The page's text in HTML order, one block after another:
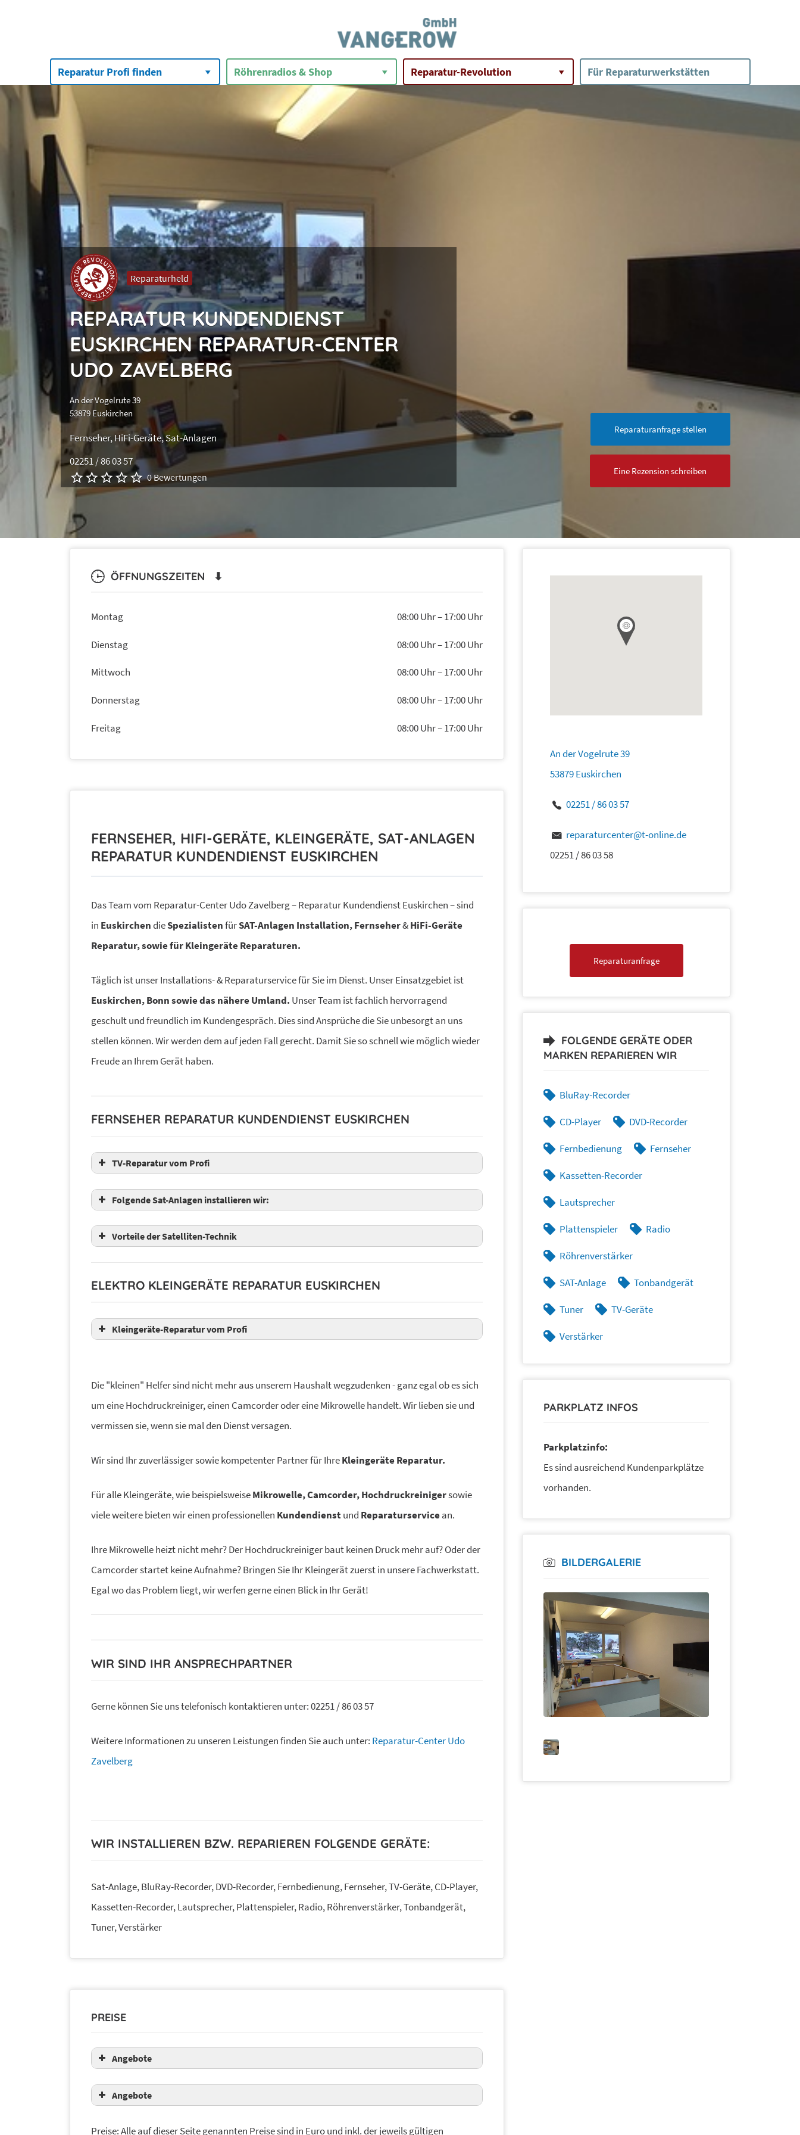
Reparatur Profi finden Röhrenradios & Shop Reparatur-Revolution Für Reparaturwerkstätten
Reparaturheld
REPARATUR KUNDENDIENST
EUSKIRCHEN REPARATUR-CENTER
UDO ZAVELBERG
An der Vogelrute 39
53879 Euskirchen
Fernseher HiFi-Geräte Sat-Anlagen
02251 / 86 03 57
0 Bewertungen
Reparaturanfrage stellen
Eine Rezension schreiben
ÖFFNUNGSZEITEN ⬇
Montag 08:00 Uhr–17:00 Uhr
Dienstag 08:00 Uhr–17:00 Uhr
Mittwoch 08:00 Uhr–17:00 Uhr
Donnerstag 08:00 Uhr–17:00 Uhr
Freitag 08:00 Uhr–17:00 Uhr
FERNSEHER, HIFI-GERÄTE, KLEINGERÄTE, SAT-ANLAGEN
REPARATUR KUNDENDIENST EUSKIRCHEN
Das Team vom Reparatur-Center Udo Zavelberg – Reparatur Kundendienst Euskirchen – sind
in EuskirchendieSpezialistenfürSAT-Anlagen Installation, Fernseher&HiFi-Geräte
Reparatur, sowie für Kleingeräte Reparaturen.
Täglich ist unser Installations- & Reparaturservice für Sie im Dienst. Unser Einsatzgebiet ist
Euskirchen, Bonn sowie das nähere Umland. Unser Team ist fachlich hervorragend
geschult und freundlich im Kundengespräch. Dies sind Ansprüche die Sie unbesorgt an uns
stellen können. Wir werden dem auf jeden Fall gerecht. Damit Sie so schnell wie möglich wieder
Freude an Ihrem Gerät haben.
FERNSEHER REPARATUR KUNDENDIENST EUSKIRCHEN
TV-Reparatur vom Profi
Folgende Sat-Anlagen installieren wir:
Fuba
Kathrein
Selfsat
TechniSat
Vorteile der Satelliten-Technik
ELEKTRO KLEINGERÄTE REPARATUR EUSKIRCHEN
Kleingeräte-Reparatur vom Profi
Die "kleinen" Helfer sind nicht mehr aus unserem Haushalt wegzudenken - ganz egal ob es sich
um eine Hochdruckreiniger, einen Camcorder oder eine Mikrowelle handelt. Wir lieben sie und
vermissen sie, wenn sie mal den Dienst versagen.
Wir sind Ihr zuverlässiger sowie kompetenter Partner für IhreKleingeräte Reparatur.
Für alle Kleingeräte, wie beispielsweiseMikrowelle, Camcorder, Hochdruckreinigersowie
viele weitere bieten wir einen professionellen Kundendienst und Reparaturservicean.
Ihre Mikrowelle heizt nicht mehr? Der Hochdruckreiniger baut keinen Druck mehr auf? Oder der
Camcorder startet keine Aufnahme? Bringen Sie Ihr Kleingerät zuerst in unsere Fachwerkstatt.
Egal wo das Problem liegt, wir werfen gerne einen Blick in Ihr Gerät!
WIR SIND IHR ANSPRECHPARTNER
Gerne können Sie uns telefonisch kontaktieren unter: 02251 / 86 03 57
Weitere Informationen zu unseren Leistungen finden Sie auch unter: Reparatur-Center Udo
Zavelberg
WIR INSTALLIEREN BZW. REPARIEREN FOLGENDE GERÄTE:
Sat-Anlage, BluRay-Recorder, DVD-Recorder, Fernbedienung, Fernseher, TV-Geräte, CD-Player,
Kassetten-Recorder, Lautsprecher, Plattenspieler, Radio, Röhrenverstärker, Tonbandgerät,
Tuner, Verstärker
PREISE
Angebote
Kostenvoranschlag:
Angebote
Preise: Alle auf dieser Seite genannten Preise sind in Euro und inkl. der jeweils gültigen
An der Vogelrute 39
53879 Euskirchen
02251 / 86 03 57
reparaturcenter@t-online.de
02251 / 86 03 58
Reparaturanfrage
FOLGENDE GERÄTE ODER
MARKEN REPARIEREN WIR
BluRay-Recorder
CD-Player DVD-Recorder
Fernbedienung Fernseher
Kassetten-Recorder
Lautsprecher
Plattenspieler Radio
Röhrenverstärker
SAT-Anlage Tonbandgerät
Tuner TV-Geräte
Verstärker
PARKPLATZ INFOS
Parkplatzinfo:
Es sind ausreichend Kundenparkplätze
vorhanden.
BILDERGALERIE